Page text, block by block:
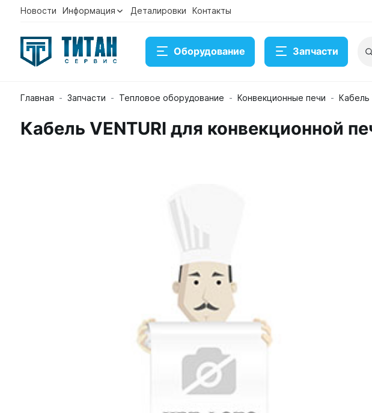
Новости Информация Деталировки Контакты
Оборудование Запчасти
Главная Запчасти Тепловое оборудование Конвекционные печи Кабель
Кабель VENTURI для конвекционной печи Unox XEBC-06EU-E1R KIE1820A
Кабель VENTURI для конвекционной